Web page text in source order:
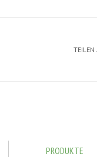
TEILEN
PRODUKTE